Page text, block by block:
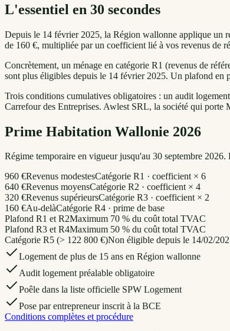
L'essentiel en 30 secondes
Depuis le 14 février 2025, la Région wallonne applique un
de 160 €, multipliée par un coefficient lié à vos revenus de
Concrètement, un ménage en catégorie R1 (revenus de
sont plus éligibles depuis le 14 février 2025. Un plafond en
Trois conditions cumulatives obligatoires : un audit
Carrefour des Entreprises. Awlest SRL, la société qui
Prime Habitation Wallonie 2026
Régime temporaire en vigueur jusqu'au 30 septembre
960 €Revenus modestesCatégorie R1 · coefficient × 6
640 €Revenus moyensCatégorie R2 · coefficient × 4
320 €Revenus supérieursCatégorie R3 · coefficient × 2
160 €Au-delàCatégorie R4 · prime de base
Plafond R1 et R2Maximum 70 % du coût total TVAC
Plafond R3 et R4Maximum 50 % du coût total TVAC
Catégorie R5 (> 122 800 €)Non éligible depuis le 14/02/
Logement de plus de 15 ans en Région wallonne
Audit logement préalable obligatoire
Poêle dans la liste officielle SPW Logement
Pose par entrepreneur inscrit à la BCE
Conditions complètes et procédure